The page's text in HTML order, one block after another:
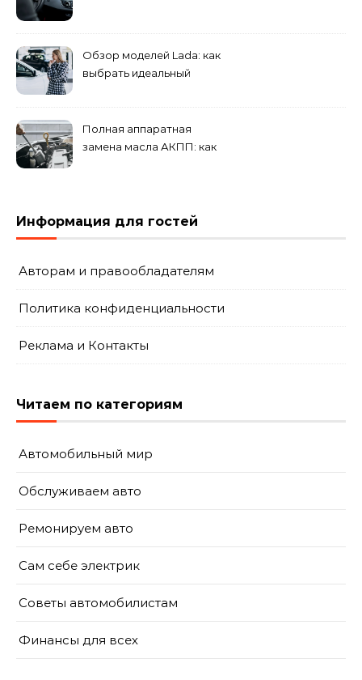
Обзор моделей Lada: как
выбрать идеальный
Полная аппаратная
замена масла АКПП: как
Информация для гостей
Авторам и правообладателям
Политика конфиденциальности
Реклама и Контакты
Читаем по категориям
Автомобильный мир
Обслуживаем авто
Ремонируем авто
Сам себе электрик
Советы автомобилистам
Финансы для всех